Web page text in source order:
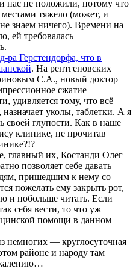
нас не положили, потому что
тяжело (может, и
знаем ничего). Времени на
ей требовалась
ра Герстендорфа, что в
. На рентгеновских
С.А., новый доктор
сжатие
удивляется тому, что всё
уколы, таблетки. А я
своей глупости. Как в наше
клинике, не прочитав
главный их, Костанди Олег
позволяет себе давать
пришедшим к нему со
пожелать ему закрыть рот,
и побольше читать. Если
себя вести, то что уж
помощи в данном
немногих — круглосуточная
районе и народу там